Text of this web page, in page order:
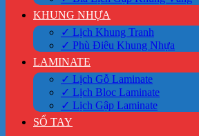
KHUNG NHỰA
✓ Lịch Khung Tranh
✓ Phù Điêu Khung Nhựa
LAMINATE
✓ Lịch Gỗ Laminate
✓ Lịch Bloc Laminate
✓ Lịch Gập Laminate
SỔ TAY